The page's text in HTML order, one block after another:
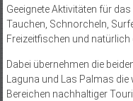
Geeignete Aktivitäten für
Tauchen, Schnorcheln,
Freizeitfischen und
Dabei übernehmen die
Laguna und Las Palmas
Bereichen nachhaltiger